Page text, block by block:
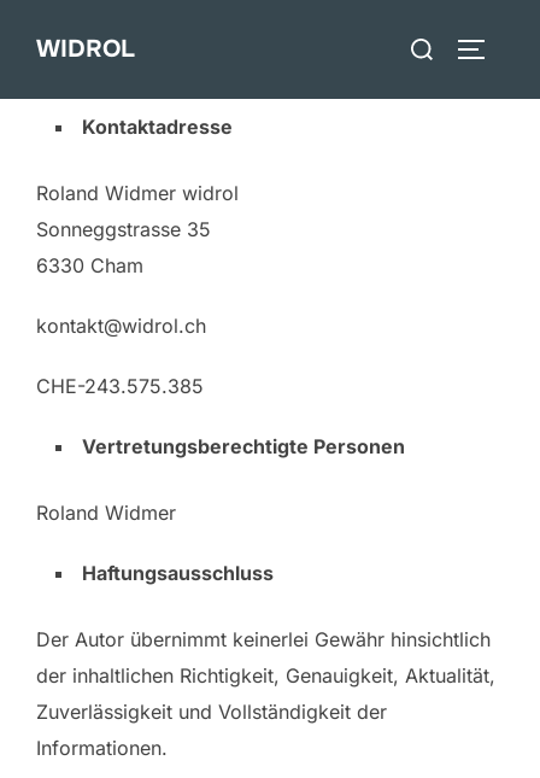
InhaltWIDROL
Suchen
Kontaktadresse
Roland Widmer widrol
Sonneggstrasse 35
6330 Cham
kontakt@widrol.ch
CHE-243.575.385
Vertretungsberechtigte Personen
Roland Widmer
Haftungsausschluss
Der Autor übernimmt keinerlei Gewähr hinsichtlich
der inhaltlichen Richtigkeit, Genauigkeit, Aktualität,
Zuverlässigkeit und Vollständigkeit der
Informationen.